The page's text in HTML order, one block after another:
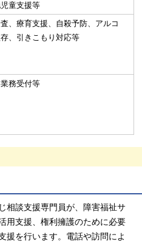
童支援等
、療育支援、自殺予防、アルコ
、引きこもり対応等
務受付等
相談支援専門員が、障害福祉サ
用支援、権利擁護のために必要
援を行います。電話や訪問によ